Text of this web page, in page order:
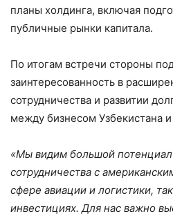
планы холдинга, включая
публичные рынки капитала.
По итогам встречи стороны
заинтересованность в
сотрудничества и развитии
между бизнесом Узбекистана
«Мы видим большой потенциал
сотрудничества с
сфере авиации и логистики,
инвестициях. Для нас важно